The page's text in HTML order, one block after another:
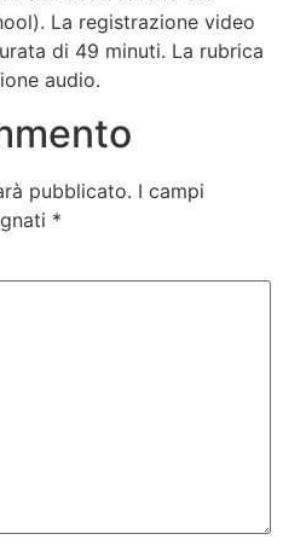
La registrazione video
di 49 minuti. La rubrica
audio.
pubblicato. I campi
*